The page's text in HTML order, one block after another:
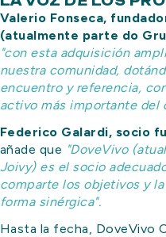
Valerio Fonseca,
(atualmente parte do
"con esta adquisición
nuestra comunidad,
encuentro y referencia,
activo más importante del
Federico Galardi, socio
añade que "DoveVivo
Joivy) es el socio
comparte los objetivos y
forma sinérgica".
Hasta la fecha, DoveVivo